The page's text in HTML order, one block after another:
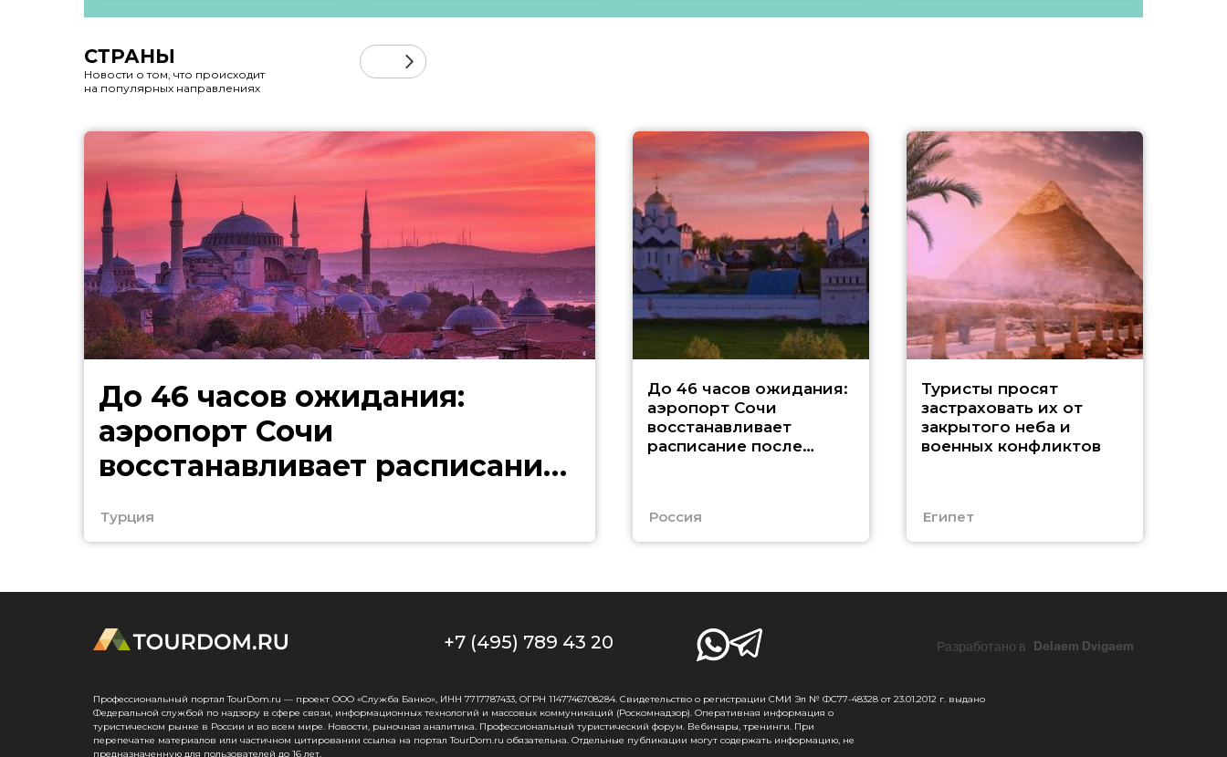
СТРАНЫ
Новости о том, что происходит
на популярных направлениях
До 46 часов ожидания:
аэропорт Сочи
восстанавливает расписание
Турция
До 46 часов ожидания:
аэропорт Сочи
восстанавливает
расписание после
Россия
Туристы просят
застраховать их от
закрытого неба и
военных конфликтов
Египет
+7 (495) 789 43 20 Разработано в Delaem Dvigaem
Профессиональный портал TourDom.ru — проект ООО «Служба Банко», ИНН 7717787433, ОГРН 1147746708284. Свидетельство о регистрации СМИ Эл № ФС77-48328 от 23.01.2012 г. выдано
Федеральной службой по надзору в сфере связи, информационных технологий и массовых коммуникаций (Роскомнадзор). Оперативная информация о
туристическом рынке в России и во всем мире. Новости, рыночная аналитика. Профессиональный туристический форум. Вебинары, тренинги. При
перепечатке материалов или частичном цитировании ссылка на портал TourDom.ru обязательна. Отдельные публикации могут содержать информацию, не
предназначенную для пользователей до 16 лет.